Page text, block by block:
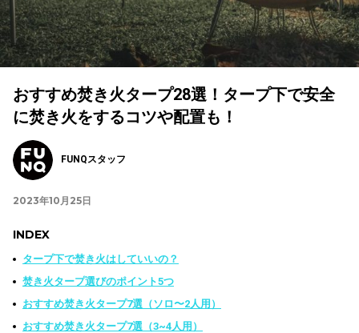
おすすめ焚き火タープ28選！タープ下で安全
に焚き火をするコツや配置も！
FUNQスタッフ
2023年10月25日
INDEX
タープ下で焚き火はしていいの？
焚き火タープ選びのポイント5つ
おすすめ焚き火タープ7選（ソロ〜2人用）
おすすめ焚き火タープ7選（3~4人用）